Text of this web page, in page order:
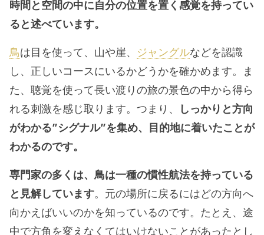
時間と空間の中に自分の位置を置く感覚を持ってい
ると述べています。
鳥は目を使って、山や崖、 ジャングルなどを認識
し、正しいコースにいるかどうかを確かめます。ま
た、聴覚を使って長い渡りの旅の景色の中から得ら
れる刺激を感じ取ります。つまり、
しっかりと方向
がわかる”シグナル”を集め、目的地に着いたことが
わかるのです。
専門家の多くは、鳥は一種の慣性航法を持っている
と見解しています。元の場所に戻るにはどの方向へ
向かえばいいのかを知っているのです。たとえ、途
中で方角を変えなくてはいけないことがあったとし